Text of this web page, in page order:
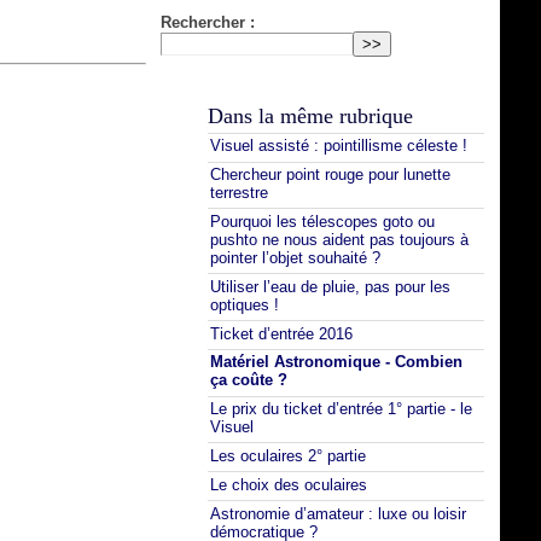
Rechercher :
Dans la même rubrique
Visuel assisté : pointillisme céleste !
Chercheur point rouge pour lunette
terrestre
Pourquoi les télescopes goto ou
pushto ne nous aident pas toujours à
pointer l’objet souhaité ?
Utiliser l’eau de pluie, pas pour les
optiques !
Ticket d’entrée 2016
Matériel Astronomique - Combien
ça coûte ?
Le prix du ticket d’entrée 1° partie - le
Visuel
Les oculaires 2° partie
Le choix des oculaires
Astronomie d’amateur : luxe ou loisir
démocratique ?